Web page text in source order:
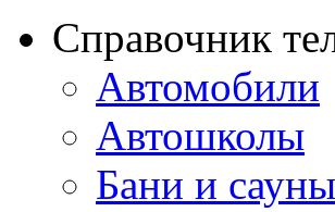
Справочник
Автомобили
Автошколы
Бани и сауны